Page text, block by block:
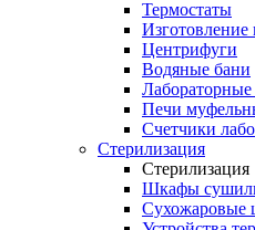
Термостаты
Центрифуги
Водяные бани
Печи
Счетчики
Стерилизация
Стерилизация
Шкафы
Сухожаровые